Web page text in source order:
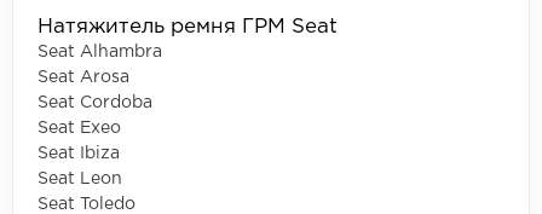
Натяжитель ремня ГРМ Seat
Seat Alhambra
Seat Arosa
Seat Cordoba
Seat Exeo
Seat Ibiza
Seat Leon
Seat Toledo